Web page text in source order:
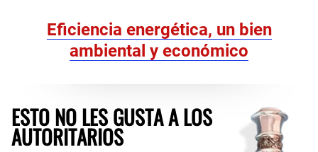
Eficiencia energética, un bien
ambiental y económico
ESTO NO LES GUSTA A LOS
AUTORITARIOS